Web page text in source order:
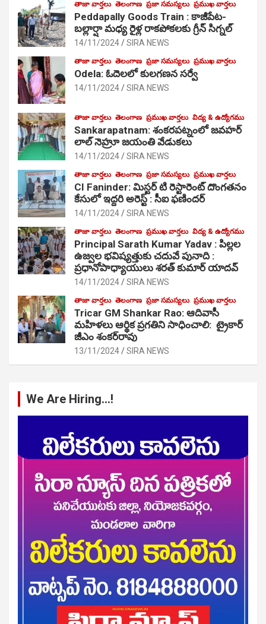
తాజా వార్తలు తెలంగాణ ప్రజా సమస్యలు ప్రముఖ వార్తలు
Peddapally Goods Train : కాజీపేట-
బల్లార్షా మధ్య రైళ్ల రాకపోకలకు గ్రీన్ సిగ్నల్
14/11/2024 SIRA NEWS
తాజా వార్తలు తెలంగాణ ప్రజా సమస్యలు ప్రముఖ వార్తలు
Odela: ఓదెలలో కులగణన సర్వే
14/11/2024 SIRA NEWS
తాజా వార్తలు తెలంగాణ ప్రముఖ వార్తలు విద్య & ఉద్యోగము
Sankarapatnam: శంకరపట్నంలో జవహర్
లాల్ నెహ్రూ జయంతి వేడుకలు
14/11/2024 SIRA NEWS
తాజా వార్తలు తెలంగాణ ప్రజా సమస్యలు ప్రముఖ వార్తలు
CI Faninder: మిస్టర్ టి రెస్టారెంట్ దొంగతనం
కేసులో ఇద్దరి అరెస్ట్ : సీఐ ఫణిందర్
14/11/2024 SIRA NEWS
తాజా వార్తలు తెలంగాణ ప్రముఖ వార్తలు విద్య & ఉద్యోగము
Principal Sarath Kumar Yadav : పిల్లల
ఉజ్వల భవిష్యత్తుకు చదువే పునాది :
ప్రధానోపాధ్యాయులు శరత్ కుమార్ యాదవ్
14/11/2024 SIRA NEWS
తాజా వార్తలు తెలంగాణ ప్రజా సమస్యలు ప్రముఖ వార్తలు
Tricar GM Shankar Rao: ఆదివాసీ
మహిళలు ఆర్థిక ప్రగతిని సాధించాలి: ట్రైకార్
జీఎం శంకర్‌రావు
13/11/2024 SIRA NEWS
We Are Hiring…!